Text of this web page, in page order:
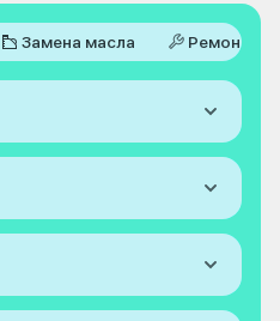
Замена масла Ремонт